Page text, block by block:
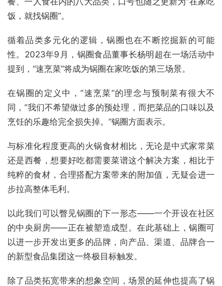
饭，就找锅圈”。
循着品类多元化的逻辑，锅圈也在不断挖掘新的可能
性。2023年9月，锅圈食品董事长杨明超在一场活动中
提到，“速烹菜”将成为锅圈在家吃饭的第三场景。
在锅圈的定义中，“速烹菜”的理念与预制菜有很大不
同，“我们不希望做过多的预处理，而把菜品的口味以及
烹饪的乐趣给完全损失掉。”锅圈方面表示。
与标准化程度更高的火锅食材相比，无论是中式家常菜
还是西餐，想要好吃都需要菜谱这个解决方案，相比于
纯粹的食材，合理搭配方案带来的附加值，无疑会进一
步拉高整体毛利。
以此我们可以瞥见锅圈的下一形态——一个开设在社区
的中央厨房——正在被塑造成型。在此基础上，锅圈可
以进一步开发出更多的品牌，向产品、渠道、品牌合一
的新型食品集团这一终极目标触发。
除了品类拓宽带来的想象空间，场景的延伸也提高了锅